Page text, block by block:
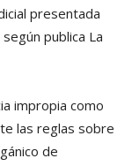
presentada
publica La
impropia como
las reglas sobre
de